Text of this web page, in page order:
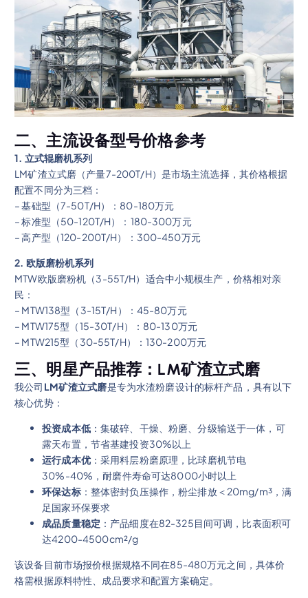
二、主流设备型号价格参考
1. 立式辊磨机系列
LM矿渣立式磨（产量7-200T/H）是市场主流选择，其价格根据
配置不同分为三档：
– 基础型（7-50T/H）：80-180万元
– 标准型（50-120T/H）：180-300万元
– 高产型（120-200T/H）：300-450万元
2. 欧版磨粉机系列
MTW欧版磨粉机（3-55T/H）适合中小规模生产，价格相对亲
民：
– MTW138型（3-15T/H）：45-80万元
– MTW175型（15-30T/H）：80-130万元
– MTW215型（30-55T/H）：130-200万元
三、明星产品推荐：LM矿渣立式磨
我公司 LM矿渣立式磨是专为水渣粉磨设计的标杆产品，具有以下
核心优势：
投资成本低：集破碎、干燥、粉磨、分级输送于一体，可
露天布置，节省基建投资30%以上
运行成本优：采用料层粉磨原理，比球磨机节电
30%-40%，耐磨件寿命可达8000小时以上
环保达标：整体密封负压操作，粉尘排放＜20mg/m³，满
足国家环保要求
成品质量稳定 ：产品细度在82-325目间可调，比表面积可
达4200-4500cm²/g
该设备目前市场报价根据规格不同在85-480万元之间，具体价
格需根据原料特性、成品要求和配置方案确定。